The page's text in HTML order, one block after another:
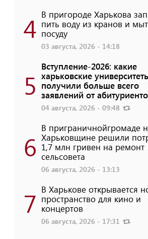
4 В пригороде Харькова
пить воду из кранов и
посуду
03 августа, 2026 - 14:18
5
Вступление-2026: какие
харьковские
получили больше всего
заявлений от
04 августа, 2026 - 09:48
6
В приграничнойгромаде
Харьковщине решили
1,7 млн ​​гривен на ремонт
сельсовета
06 августа, 2026 - 13:13
7 В Харькове открывается
пространство для кино и
концертов
06 августа, 2026 - 17:31